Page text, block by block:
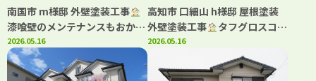
南国市 m様邸 外壁塗装工事
漆喰壁のメンテナンスもおかま
せ！
2026.05.16
高知市 口細山 h様邸 屋根塗装
外壁塗装工事
タフグロスコー
ト仕上げでより一層の美観長持
2026.05.16